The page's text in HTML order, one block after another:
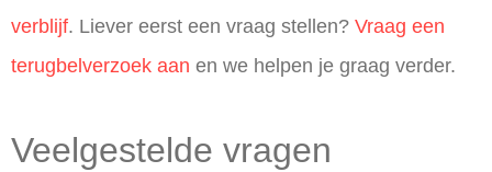
verblijf. Liever eerst een vraag stellen? Vraag een
terugbelverzoek aan en we helpen je graag verder.
Veelgestelde vragen